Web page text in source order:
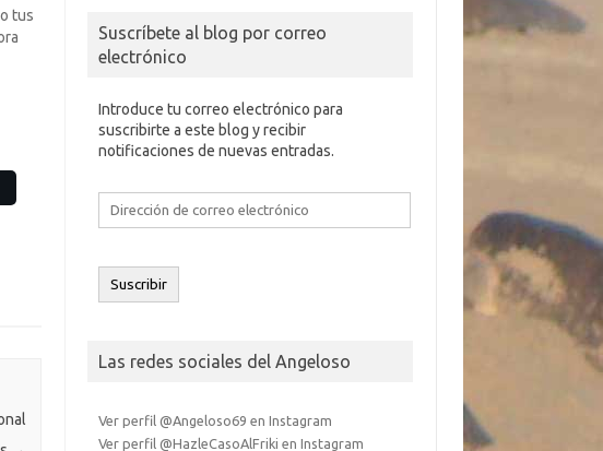
tus
Suscríbete al blog por correo
electrónico
Introduce tu correo electrónico para
suscribirte a este blog y recibir
notificaciones de nuevas entradas.
Dirección
electrónico
Suscribir
Las redes sociales del Angeloso
Ver perfil @Angeloso69 en Instagram
Ver perfil @HazleCasoAlFriki en Instagram